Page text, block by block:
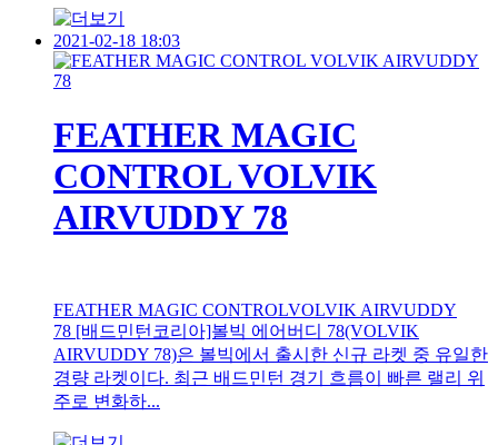
2021-02-18 18:03
FEATHER MAGIC
CONTROL VOLVIK
AIRVUDDY 78
FEATHER MAGIC CONTROLVOLVIK AIRVUDDY
78 [배드민턴코리아]볼빅 에어버디 78(VOLVIK
AIRVUDDY 78)은 볼빅에서 출시한 신규 라켓 중 유일한
경량 라켓이다. 최근 배드민턴 경기 흐름이 빠른 랠리 위
주로 변화하...